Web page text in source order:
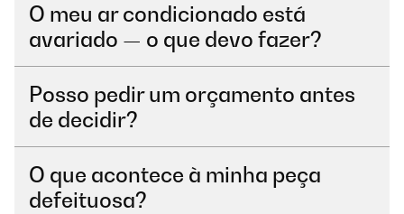
O meu ar condicionado está
avariado — o que devo fazer?
Posso pedir um orçamento antes
de decidir?
O que acontece à minha peça
defeituosa?